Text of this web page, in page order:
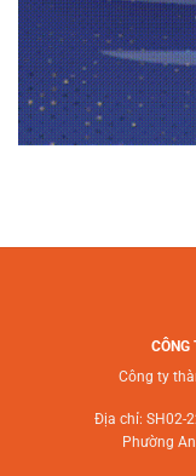
CÔNG
Công ty
Địa chỉ: SH02-
Phường